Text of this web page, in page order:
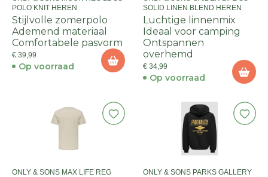
POLO KNIT HEREN
Stijlvolle zomerpolo
Ademend materiaal
Comfortabele pasvorm
€ 39,99
Op voorraad
SOLID LINEN BLEND HEREN
Luchtige linnenmix
Ideaal voor camping
Ontspannen
overhemd
€ 34,99
Op voorraad
ONLY & SONS MAX LIFE REG
ONLY & SONS PARKS GALLERY